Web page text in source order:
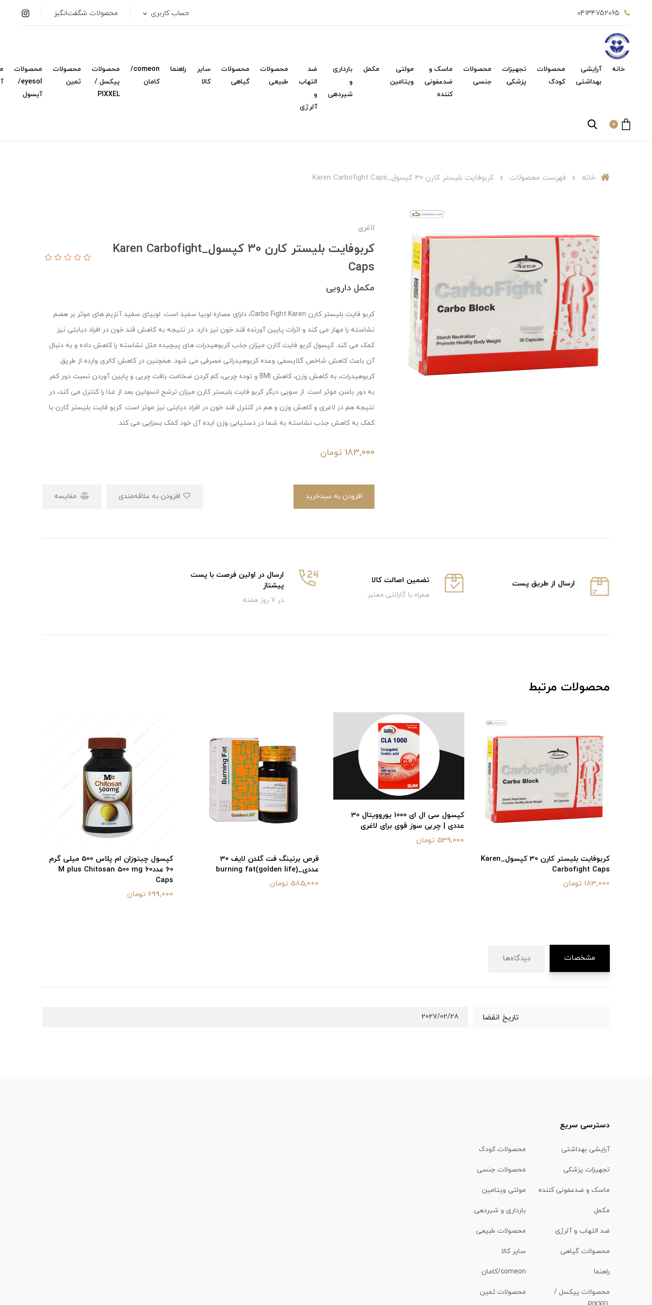
04134752065 حساب کاربری محصولات شگفت‌انگیز
خانه
آرایشی
بهداشتی
محصولات
کودک
تجهیزات
پزشکی
محصولات
جنسی
ماسک و
ضدعفونی
کننده
مولتی
ویتامین
مکمل
بارداری
و
شیردهی
ضد
التهاب
و
آلرژی
محصولات
طبیعی
محصولات
گیاهی
سایر
کالا
راهنما
comeon/
کامان
محصولات
پیکسل /
PIXXEL
محصولات
ثمین
محصولات
eyesol/
آیسول
0
خانه فهرست محصولات کربوفایت بلیستر کارن 30 کپسول_Karen Carbofight Caps
لاغری
کربوفایت بلیستر کارن 30 کپسول_Karen Carbofight
Caps
مکمل دارویی
کربو فایت بلیستر کارن Carbo Fight Karen، دارای عصاره لوبیا سفید است. لوبیای سفید آنزیم های موثر بر هضم
نشاسته را مهار می کند و اثرات پایین آورنده قند خون نیز دارد. در نتیجه به کاهش قند خون در افراد دیابتی نیز
کمک می کند. کپسول کربو فایت کارن میزان جذب کربوهیدرات های پیچیده مثل نشاسته را کاهش داده و به دنبال
آن باعث کاهش شاخص گلایسمی وعده کربوهیدراتی مصرفی می شود. همچنین در کاهش کالری وارده از طریق
کربوهیدرات، به کاهش وزن، کاهش BMI و توده چربی، کم کردن ضخامت بافت چربی و پایین آوردن نسبت دور کمر
به دور باسن موثر است. از سویی دیگر کربو فایت بلیستر کارن میزان ترشح انسولین بعد از غذا را کنترل می کند، در
نتیجه هم در لاغری و کاهش وزن و هم در کنترل قند خون در افراد دیابتی نیز موثر است. کربو فایت بلیستر کارن با
کمک به کاهش جذب نشاسته به شما در دستیابی وزن ایده آل خود کمک بسزایی می کند.
183,000 تومان
افزودن به سبدخرید مقایسه
ارسال از طریق پست تضمین اصالت کالا
همراه با گارانتی معتبر
ارسال در اولین فرصت با پست
پیشتاز
در 7 روز هفته
محصولات مرتبط
کربوفایت بلیستر کارن 30 کپسول_Karen
Carbofight Caps
183,000 تومان
کپسول سی ال ای 1000 یوروویتال 30
عددی | چربی سوز قوی برای لاغری
539,000 تومان
قرص برنینگ فت گلدن لایف 30
عددی_burning fat(golden life)
585,000 تومان
کپسول چیتوزان ام پلاس 500 میلی گرم
60 عددM plus Chitosan 500 mg 60
Caps
699,000 تومان
مشخصات دیدگاه‌ها
تاریخ انقضا 2027/02/28
دسترسی سریع
آرایشی بهداشتی محصولات کودک
تجهیزات پزشکی محصولات جنسی
ماسک و ضدعفونی کننده مولتی ویتامین
مکمل بارداری و شیردهی
ضد التهاب و آلرژی محصولات طبیعی
محصولات گیاهی سایر کالا
راهنما comeon/کامان
محصولات پیکسل /
محصولات ثمین